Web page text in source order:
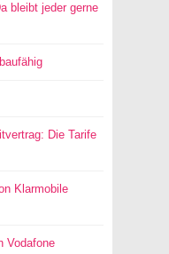
bleibt jeder gerne
Die Tarife
Klarmobile
Vodafone